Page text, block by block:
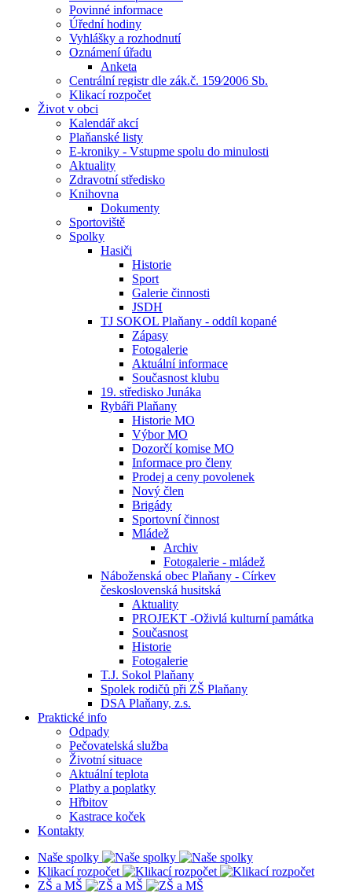
Povinné informace
Úřední hodiny
Vyhlášky a rozhodnutí
Oznámení úřadu
Anketa
Centrální registr dle zák.č. 159⁄2006 Sb.
Klikací rozpočet
Život v obci
Kalendář akcí
Plaňanské listy
E-kroniky - Vstupme spolu do minulosti
Aktuality
Zdravotní středisko
Knihovna
Dokumenty
Sportoviště
Spolky
Hasiči
Historie
Sport
Galerie činnosti
JSDH
TJ SOKOL Plaňany - oddíl kopané
Zápasy
Fotogalerie
Aktuální informace
Současnost klubu
19. středisko Junáka
Rybáři Plaňany
Historie MO
Výbor MO
Dozorčí komise MO
Informace pro členy
Prodej a ceny povolenek
Nový člen
Brigády
Sportovní činnost
Mládež
Archiv
Fotogalerie - mládež
Náboženská obec Plaňany - Církev
československá husitská
Aktuality
PROJEKT -Oživlá kulturní památka
Současnost
Historie
Fotogalerie
T.J. Sokol Plaňany
Spolek rodičů při ZŠ Plaňany
DSA Plaňany, z.s.
Praktické info
Odpady
Pečovatelská služba
Životní situace
Aktuální teplota
Platby a poplatky
Hřbitov
Kastrace koček
Kontakty
Naše spolky
Klikací rozpočet
ZŠ a MŠ